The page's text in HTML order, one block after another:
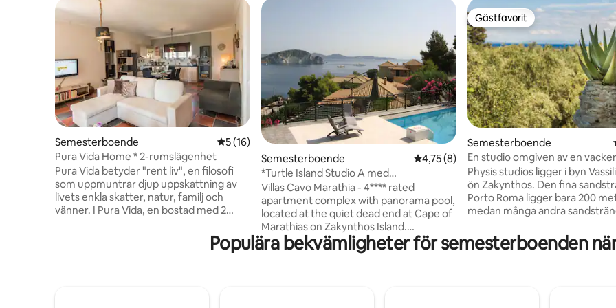
Semesterboende 5 av 5 i genomsnittligt betyg, 16 omdömen
5 (16)
Pura Vida Home * 2-rumslägenhet
Pura Vida betyder "rent liv", en filosofi
som uppmuntrar djup uppskattning av
livets enkla skatter, natur, familj och
vänner. I Pura Vida, en bostad med 2
uppmuntrar vi denna livsstil genom att
tillhandahålla en helt ny uthyrning som
Semesterboende 4,75 av 5 i genomsnittligt betyg, 8
4,75 (8)
*Turtle Island Studio A med
panoramautsikt över havet*
Villas Cavo Marathia - 4**** rated
apartment complex with panorama pool,
located at the quiet dead end at Cape of
Marathias on Zakynthos Island.
Individuellt utformade studior och
lägenheter, pool, var och en med en
Gästfavorit
Gästfavorit
Semesterboende
En studio omgiven av en
trädgård.
Physis studios ligger i byn
ön Zakynthos. Den fina
Porto Roma ligger bara 200
medan många andra
sköldpaddsstranden Gerakas,
strand och Banana beach.
avkopplande semester i en
Populära bekvämligheter för semesterboenden